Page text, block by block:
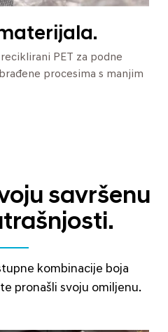
PET za podne
procesima s manjim
savršenu
kombinacije boja
pronašli svoju omiljenu.